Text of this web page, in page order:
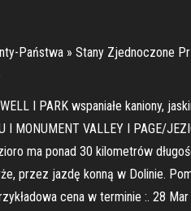
Państwa » Stany Zjednoczone
I PARK wspaniałe kaniony,
VALLEY I PAGE/
ma ponad 30 kilometrów
przez jazdę konną w Dolinie.
cena w terminie :. 28